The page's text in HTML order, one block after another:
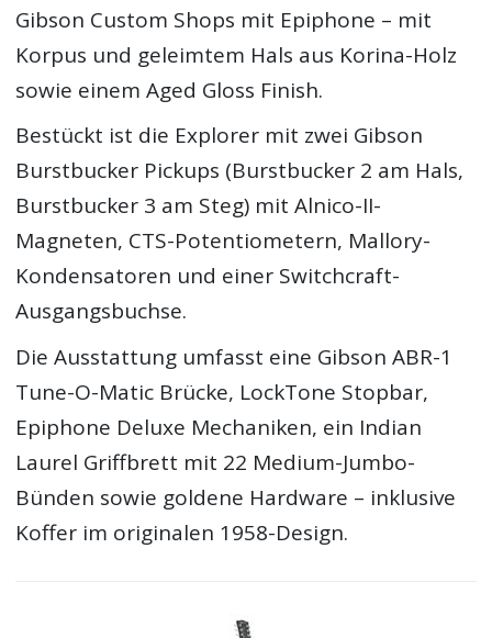
Gibson Custom Shops mit Epiphone – mit
Korpus und geleimtem Hals aus Korina-Holz
sowie einem Aged Gloss Finish.
Bestückt ist die Explorer mit zwei Gibson
Burstbucker Pickups (Burstbucker 2 am Hals,
Burstbucker 3 am Steg) mit Alnico-II-
Magneten, CTS-Potentiometern, Mallory-
Kondensatoren und einer Switchcraft-
Ausgangsbuchse.
Die Ausstattung umfasst eine Gibson ABR-1
Tune-O-Matic Brücke, LockTone Stopbar,
Epiphone Deluxe Mechaniken, ein Indian
Laurel Griffbrett mit 22 Medium-Jumbo-
Bünden sowie goldene Hardware – inklusive
Koffer im originalen 1958-Design.